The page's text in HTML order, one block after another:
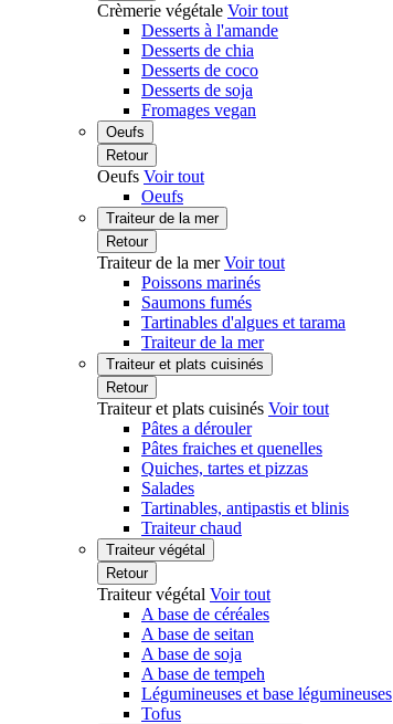
Crèmerie végétale Voir tout
Desserts à l'amande
Desserts de chia
Desserts de coco
Desserts de soja
Fromages vegan
Oeufs
Retour
Oeufs Voir tout
Oeufs
Traiteur de la mer
Retour
Traiteur de la merVoir tout
Poissons marinés
Saumons fumés
Tartinables d'algues et tarama
Traiteur de la mer
Traiteur et plats cuisinés
Retour
Traiteur et plats cuisinés Voir tout
Pâtes a dérouler
Pâtes fraiches et quenelles
Quiches, tartes et pizzas
Salades
Tartinables, antipastis et blinis
Traiteur chaud
Traiteur végétal
Retour
Traiteur végétal Voir tout
A base de céréales
A base de seitan
A base de soja
A base de tempeh
Légumineuses et base légumineuses
Tofus